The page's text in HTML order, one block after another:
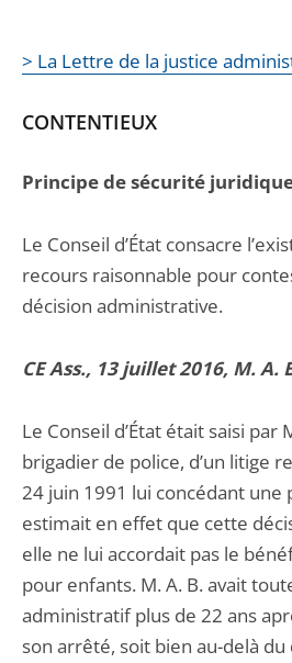
> La Lettre de la justice
CONTENTIEUX
Principe de sécurité
Le Conseil d’État consacre
recours raisonnable pour
décision administrative.
CE Ass., 13 juillet 2016, M. A.
Le Conseil d’État était saisi par
brigadier de police, d’un litige
24 juin 1991 lui concédant une
estimait en effet que cette
elle ne lui accordait pas le
pour enfants. M. A. B. avait
administratif plus de 22 ans
son arrêté, soit bien au-delà